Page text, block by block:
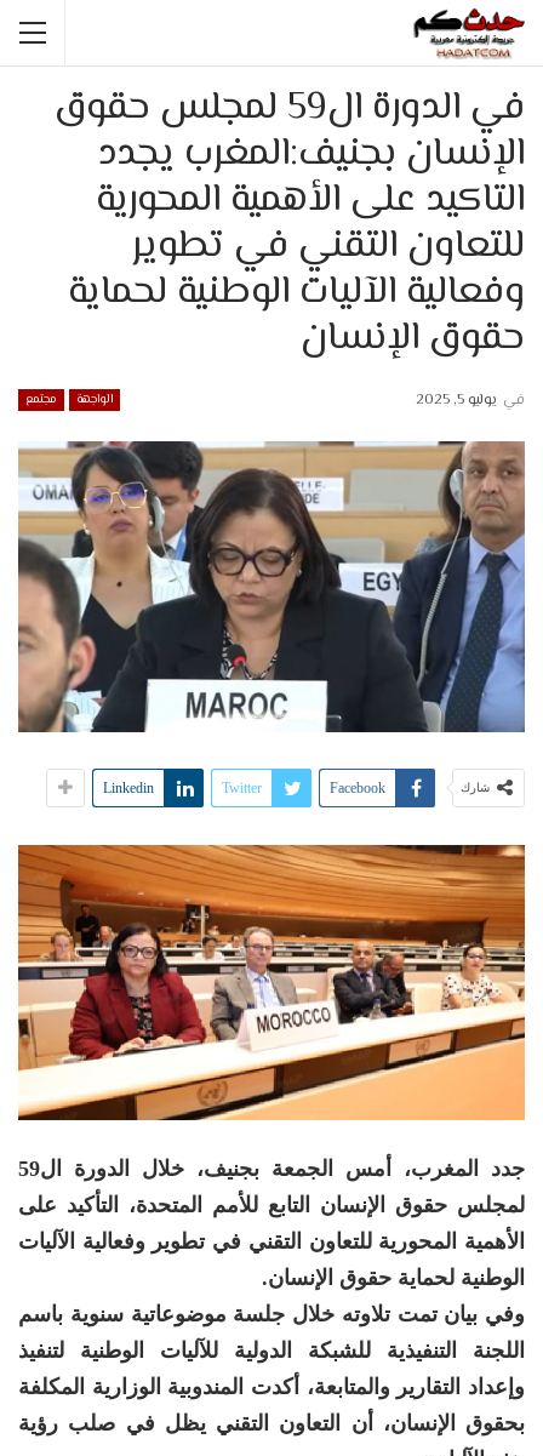
في الدورة ال59 لمجلس حقوق
الإنسان بجنيف:المغرب يجدد
التاكيد على الأهمية المحورية
للتعاون التقني في تطوير
وفعالية الآليات الوطنية لحماية
حقوق الإنسان
الواجهة مجتمع في يوليو 5, 2025
شارك Facebook
Twitter
Linkedin
جدد المغرب، أمس الجمعة بجنيف، خلال الدورة ال59
لمجلس حقوق الإنسان التابع للأمم المتحدة، التأكيد على
الأهمية المحورية للتعاون التقني في تطوير وفعالية الآليات
الوطنية لحماية حقوق الإنسان.
وفي بيان تمت تلاوته خلال جلسة موضوعاتية سنوية باسم
اللجنة التنفيذية للشبكة الدولية للآليات الوطنية لتنفيذ
وإعداد التقارير والمتابعة، أكدت المندوبية الوزارية المكلفة
بحقوق الإنسان، أن التعاون التقني يظل في صلب رؤية